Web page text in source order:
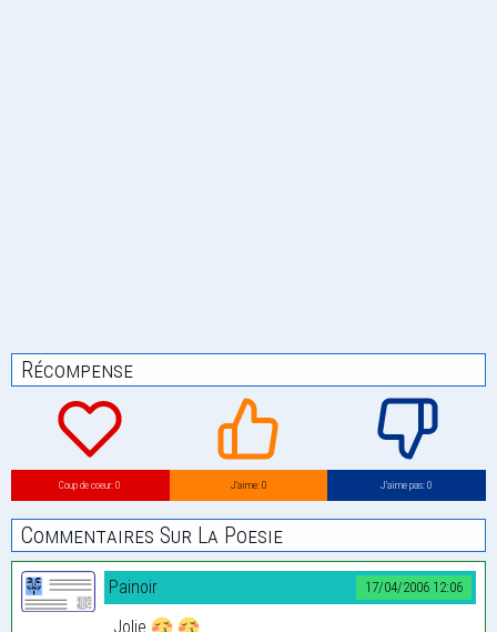
Récompense
Coup de coeur: 0 J’aime: 0 J’aime pas: 0
Commentaires Sur La Poesie
17/04/2006 12:06
Painoir
Jolie